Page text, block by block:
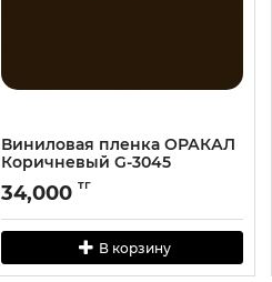
Виниловая пленка ОРАКАЛ
Коричневый G-3045
34,000 тг
В корзину